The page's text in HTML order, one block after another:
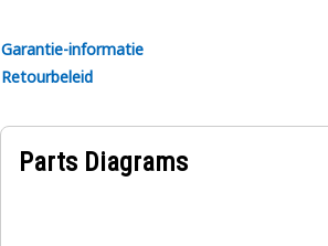
Er wordt een Cat CS44-sticker gebruikt
van de motorkap, die helpt bij het
Garantie-informatie
Retourbeleid
Parts Diagrams